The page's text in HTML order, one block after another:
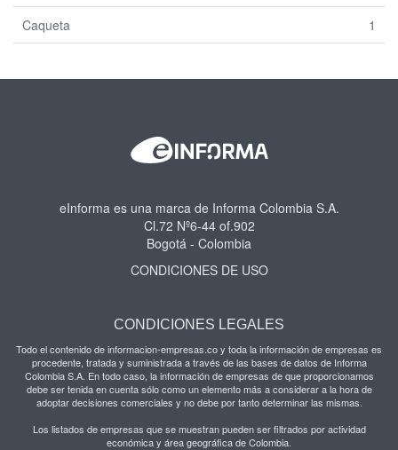
Caqueta 1
eInforma es una marca de Informa Colombia S.A.
Cl.72 Nº6-44 of.902
Bogotá - Colombia
CONDICIONES DE USO
CONDICIONES LEGALES
Todo el contenido de informacion-empresas.co y toda la información de empresas es
procedente, tratada y suministrada a través de las bases de datos de Informa
Colombia S.A. En todo caso, la información de empresas de que proporcionamos
debe ser tenida en cuenta sólo como un elemento más a considerar a la hora de
adoptar decisiones comerciales y no debe por tanto determinar las mismas.
Los listados de empresas que se muestran pueden ser filtrados por actividad
económica y área geográfica de Colombia.